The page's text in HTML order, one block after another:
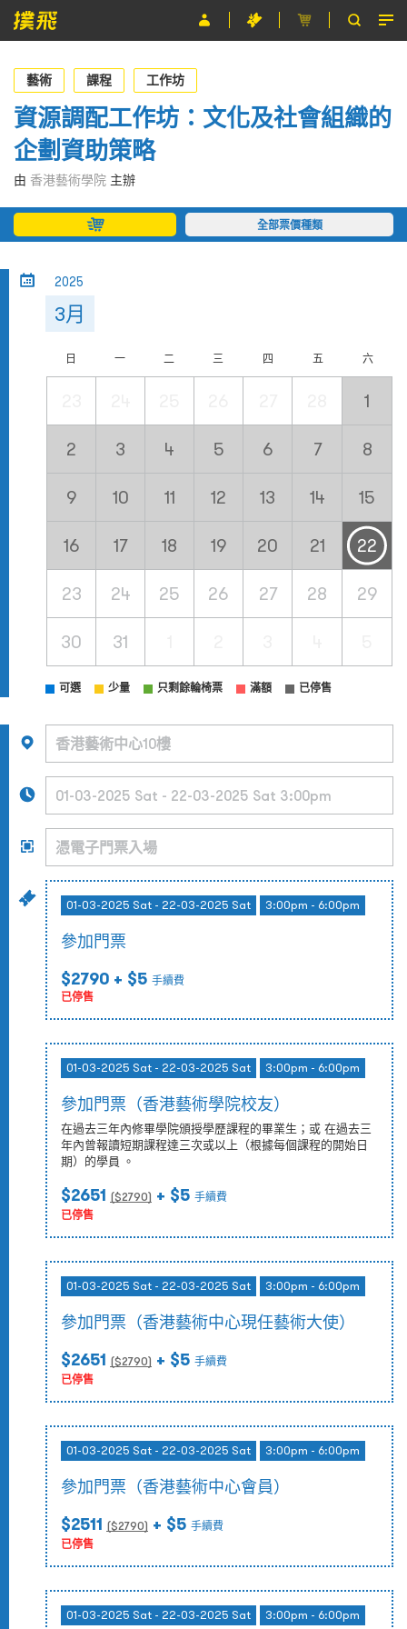
節目
主辦單位
關於撲飛
條款及細則
EN
藝術 課程 工作坊
資源調配工作坊：文化及社會組織的
企劃資助策略
由 香港藝術學院 主辦
全部票價種類
2025
3月
日 一 二 三 四 五 六
1
2 3 4 5 6 7 8
9 10 11 12 13 14 15
16 17 18 19 20 21 22
23 24 25 26 27 28 29
30 31
可選 少量 只剩餘輪椅票 滿額 已停售
01-03-2025 Sat - 22-03-2025 Sat 3:00pm - 6:00pm
參加門票
$2790 + $5 手續費
已停售
01-03-2025 Sat - 22-03-2025 Sat 3:00pm - 6:00pm
參加門票（香港藝術學院校友）
在過去三年內修畢學院頒授學歷課程的畢業生；或 在過去三
年內曾報讀短期課程達三次或以上（根據每個課程的開始日
期）的學員 。
$2651 ($2790) + $5 手續費
已停售
01-03-2025 Sat - 22-03-2025 Sat 3:00pm - 6:00pm
參加門票（香港藝術中心現任藝術大使）
$2651 ($2790) + $5 手續費
已停售
01-03-2025 Sat - 22-03-2025 Sat 3:00pm - 6:00pm
參加門票（香港藝術中心會員）
$2511 ($2790) + $5 手續費
已停售
01-03-2025 Sat - 22-03-2025 Sat 3:00pm - 6:00pm